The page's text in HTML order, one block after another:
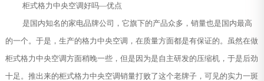
柜式格力中央空调好吗—优点
是国内知名的家电品牌公司，它旗下的产品众多，销量也是国内最高
的一个。于是，生产的格力中央空调，在质量方面都是有保证的。虽然在做
柜式格力中央空调方面稍晚一些，但是因为是自主研发的压缩机，于是后劲
十足。推出来的柜式格力中央空调销量打败了这个老牌子，可见的实力一斑